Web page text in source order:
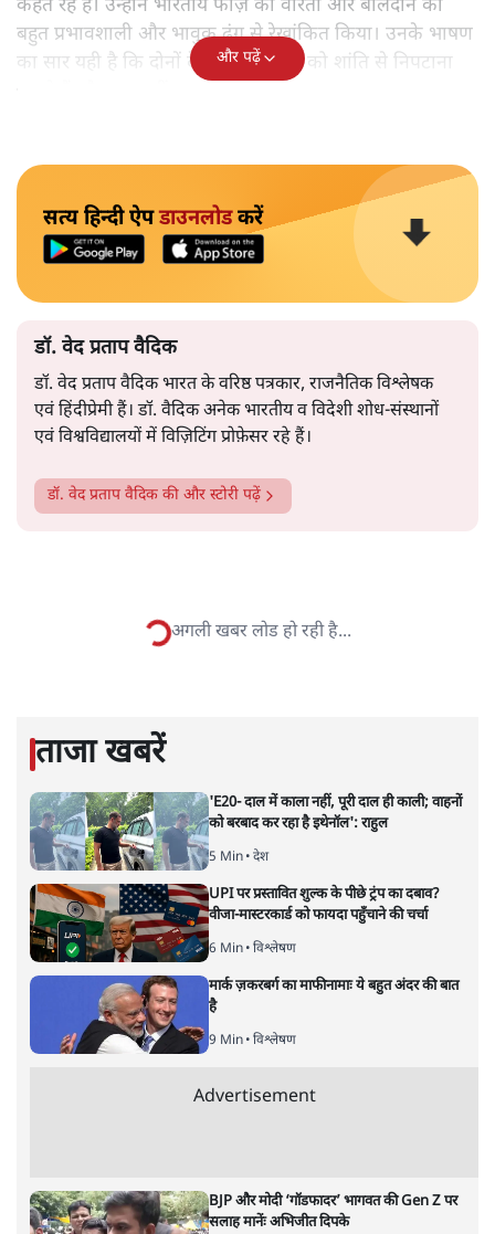
जब प्रधानमंत्री नरेंद्र मोदी ने यह कहा था किचीनियों ने हमारी
जमीनपर कोई कब्जा नहीं किया और वे हमारी सीमा में नहीं घुसे
आश्चर्य की बात है कि जिस मुद्दे पर सारे देश का ध्यान टिका हुआ
है, उसकी चर्चा के वक्त सदन में प्रधानमंत्री मौजूद नहीं थे। रक्षा
मंत्री ने वे सब बातें दोहराईं, जो प्रधानमंत्री, विदेश मंत्री और वे स्वयं
कहते रहे हैं। उन्होंने भारतीय फौज़ की वीरता और बलिदान को
बहुत प्रभावशाली और भावुक ढंग से रेखांकित किया। उनके भाषण
चाहते हैं और युद्ध नहीं चाहते।
सत्य हिन्दी ऐपडाउनलोडकरें
डॉ. वेद प्रताप वैदिक भारत के वरिष्ठ पत्रकार, राजनैतिक विश्लेषक
डॉ. वेद प्रताप वैदिककी और स्टोरी पढ़ें
योगी आदित्यनाथ को 'मुग़ल' शब्द से
इतनी चिढ़ क्यों?
विचार अनिल शुक्ल| 16 SEP, 2020